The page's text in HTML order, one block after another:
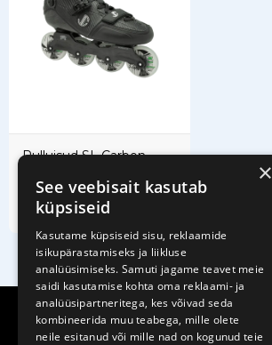
Rulluisud SL Carbon
1,100.00
×
See veebisait kasutab
küpsiseid
Kasutame küpsiseid sisu, reklaamide
isikupärastamiseks ja liikluse
analüüsimiseks. Samuti jagame teavet meie
saidi kasutamise kohta oma reklaami- ja
analüüsipartneritega, kes võivad seda
kombineerida muu teabega, mille olete
neile esitanud või mille nad on kogunud teie